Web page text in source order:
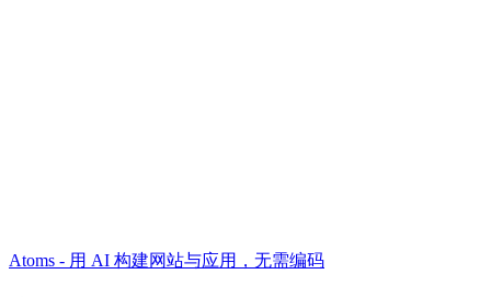
Atoms - 用 AI 构建网站与应用，无需编码